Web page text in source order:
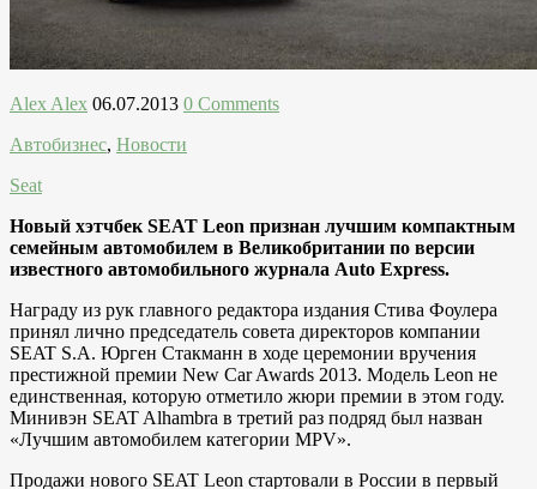
Alex Alex 06.07.2013 0 Comments
Автобизнес, Новости
Seat
Новый хэтчбек SEAT Leon признан лучшим компактным
семейным автомобилем в Великобритании по версии
известного автомобильного журнала Auto Express.
Награду из рук главного редактора издания Стива Фоулера
принял лично председатель совета директоров компании
SEAT S.A. Юрген Стакманн в ходе церемонии вручения
престижной премии New Car Awards 2013. Модель Leon не
единственная, которую отметило жюри премии в этом году.
Минивэн SEAT Alhambra в третий раз подряд был назван
«Лучшим автомобилем категории MPV».
Продажи нового SEAT Leon стартовали в России в первый